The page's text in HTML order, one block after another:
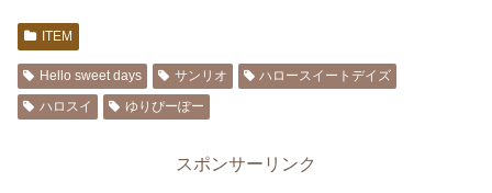
ITEM
Hello sweet days サンリオ
ハロースイートデイズ
ハロスイ
ゆりぴーぽー
スポンサーリンク